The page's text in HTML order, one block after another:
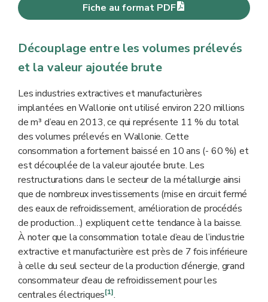
Fiche au format PDF
Découplage entre les volumes prélevés
et la valeur ajoutée brute
Les industries extractives et manufacturières
implantées en Wallonie ont utilisé environ 220 millions
de m³ d’eau en 2013, ce qui représente 11 % du total
des volumes prélevés en Wallonie. Cette
consommation a fortement baissé en 10 ans (- 60 %) et
est découplée de la valeur ajoutée brute. Les
restructurations dans le secteur de la métallurgie ainsi
que de nombreux investissements (mise en circuit fermé
des eaux de refroidissement, amélioration de procédés
de production…) expliquent cette tendance à la baisse.
À noter que la consommation totale d’eau de l’industrie
extractive et manufacturière est près de 7 fois inférieure
à celle du seul secteur de la production d’énergie, grand
consommateur d’eau de refroidissement pour les
centrales électriques[1].